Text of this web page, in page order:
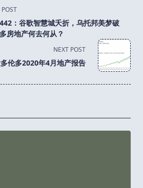
POST
：谷歌智慧城夭折，乌托邦美梦破
房地产何去何从？
NEXT POST
伦多2020年4月地产报告